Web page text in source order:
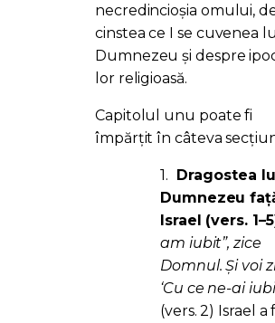
necredincioșia omului,
cinstea ce I se cuvenea
Dumnezeu și despre
lor religioasă.
Capitolul unu poate fi
împărțit în câteva
1. Dragostea
Dumnezeu
Israel (vers.
am iubit”, zice
Domnul. Și voi
‘Cu ce ne-ai
(vers. 2) Israel a